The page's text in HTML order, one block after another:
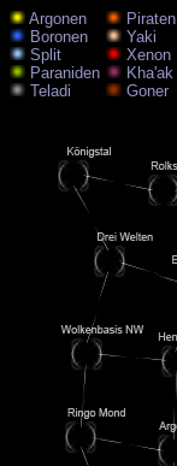
Argonen Piraten
Boronen
Yaki
Split
Xenon
Paraniden
Kha'ak
Teladi
Goner